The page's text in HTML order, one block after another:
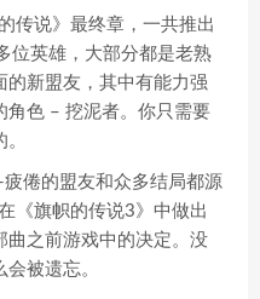
传说》最终章，一共推出
位英雄，大部分都是老熟
的新盟友，其中有能力强
角色 – 挖泥者。你只需要
倦的盟友和众多结局都源
《旗帜的传说3》中做出
曲之前游戏中的决定。没
被遗忘。